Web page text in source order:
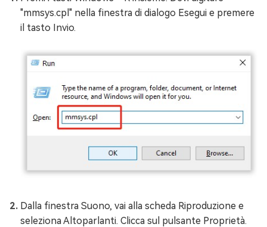
"mmsys.cpl" nella finestra di dialogo Esegui e premere
il tasto Invio.
Dalla finestra Suono, vai alla scheda Riproduzione e
seleziona Altoparlanti. Clicca sul pulsante Proprietà.